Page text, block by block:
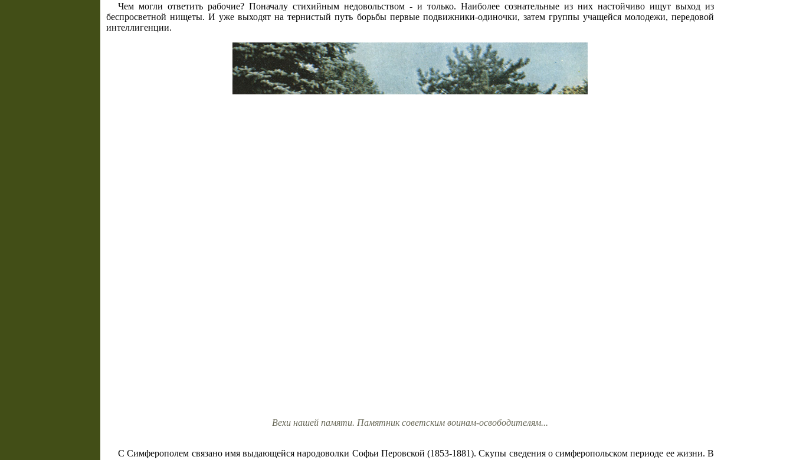
Чем могли ответить рабочие? Поначалу стихийным недовольством - и только. Наиболее сознательные из них настойчиво ищут выход из
беспросветной нищеты. И уже выходят на тернистый путь борьбы первые подвижники-одиночки, затем группы учащейся молодежи, передовой
интеллигенции.
Вехи нашей памяти. Памятник советским воинам-освободителям...
С Симферополем связано имя выдающейся народоволки Софьи Перовской (1853-1881). Скупы сведения о симферопольском периоде ее жизни. В